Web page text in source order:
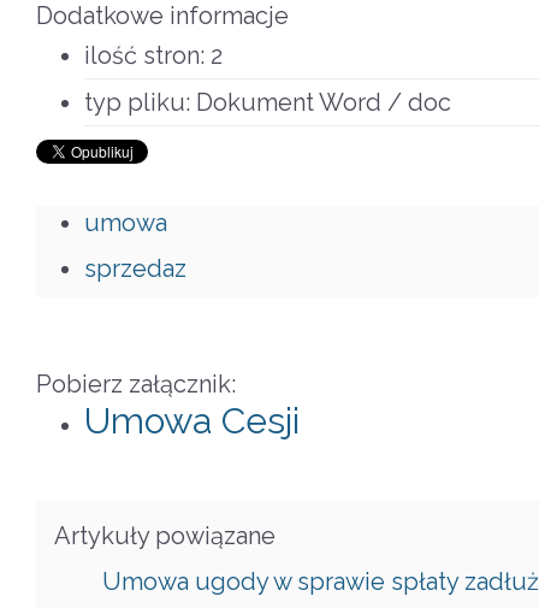
Dodatkowe informacje
ilość stron: 2
typ pliku: Dokument Word / doc
umowa
sprzedaz
Pobierz załącznik:
Umowa Cesji
Artykuły powiązane
Umowa ugody w sprawie spłaty